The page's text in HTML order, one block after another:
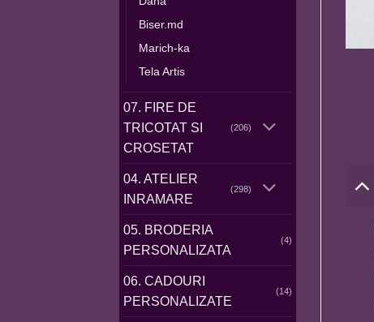
Biser.md
Marich-ka
Tela Artis
07. FIRE DE
TRICOTAT SI
CROSETAT
(206)
04. ATELIER
INRAMARE
(298)
05. BRODERIA
PERSONALIZATA
(4)
06. CADOURI
PERSONALIZATE
(14)